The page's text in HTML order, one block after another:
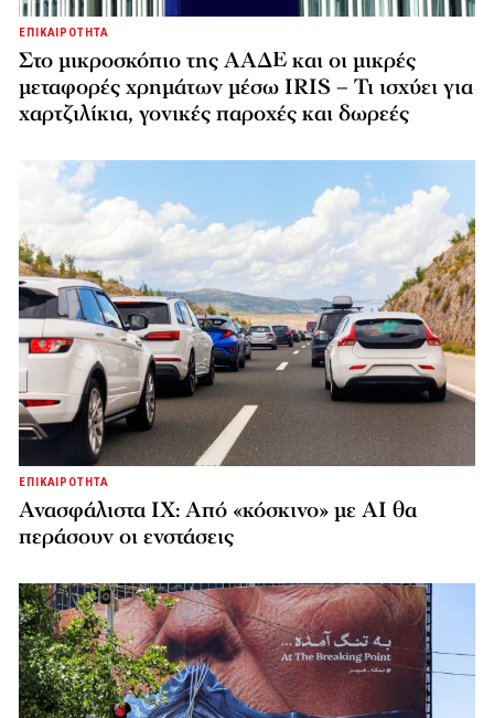
ΕΠΙΚΑΙΡΟΤΗΤΑ
Στο μικροσκόπιο της ΑΑΔΕ και οι μικρές
μεταφορές χρημάτων μέσω IRIS – Τι ισχύει για
χαρτζιλίκια, γονικές παροχές και δωρεές
ΕΠΙΚΑΙΡΟΤΗΤΑ
Ανασφάλιστα ΙΧ: Από «κόσκινο» με AI θα
περάσουν οι ενστάσεις